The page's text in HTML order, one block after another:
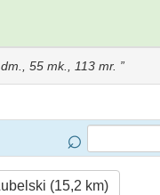
55 mk., 113 mr.
(15,2 km)